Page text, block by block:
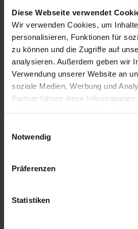
Diese Webseite verwendet
Wir verwenden Cookies, um
personalisieren, Funktionen für
zu können und die Zugriffe auf
analysieren. Außerdem geben wir
Verwendung unserer Website an
soziale Medien, Werbung und
Partner führen diese
gesammelt haben.
Notwendig
Präferenzen
Statistiken
Beim Projektmanagement geht
Zeitpläne und Tools, sondern
Digital Loop bedeutet die Rolle
Projektmanagers, eine Brücke
und Umsetzung sowie
Zielen zu schlagen. In diesem
einen persönlicheren Einblick
Was bedeutet diese Rolle in
täglichen Arbeit?
Menschen